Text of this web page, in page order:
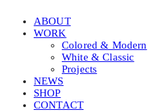
ABOUT
WORK
Colored & Modern
White & Classic
Projects
NEWS
SHOP
CONTACT